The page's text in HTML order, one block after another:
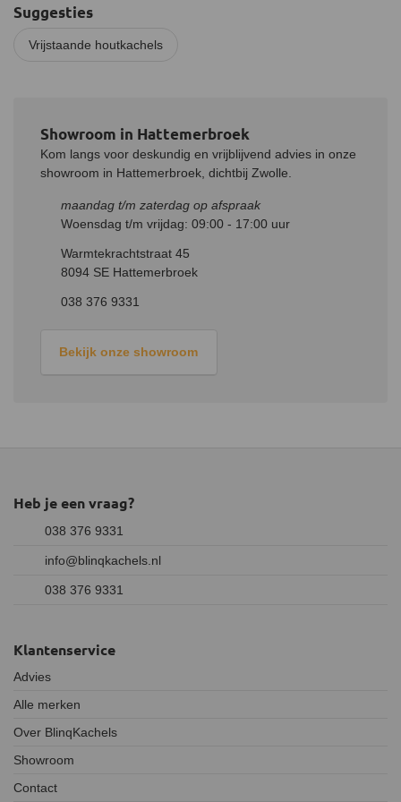
Suggesties
Vrijstaande houtkachels
Showroom in Hattemerbroek
Kom langs voor deskundig en vrijblijvend advies in onze
showroom in Hattemerbroek, dichtbij Zwolle.
maandag t/m zaterdag op afspraak
Woensdag t/m vrijdag: 09:00 - 17:00 uur
Warmtekrachtstraat 45
8094 SE Hattemerbroek
038 376 9331
Bekijk onze showroom
Heb je een vraag?
038 376 9331
info@blinqkachels.nl
038 376 9331
Klantenservice
Advies
Alle merken
Over BlinqKachels
Showroom
Contact